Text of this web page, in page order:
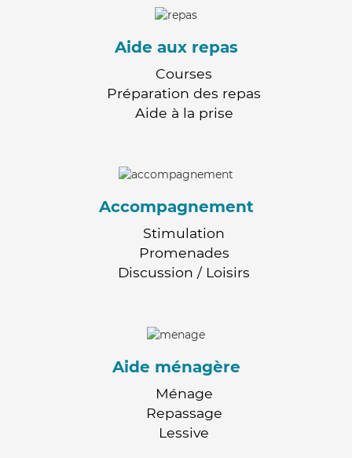
Aide aux repas
Courses
Préparation des repas
Aide à la prise
Accompagnement
Stimulation
Promenades
Discussion / Loisirs
Aide ménagère
Ménage
Repassage
Lessive